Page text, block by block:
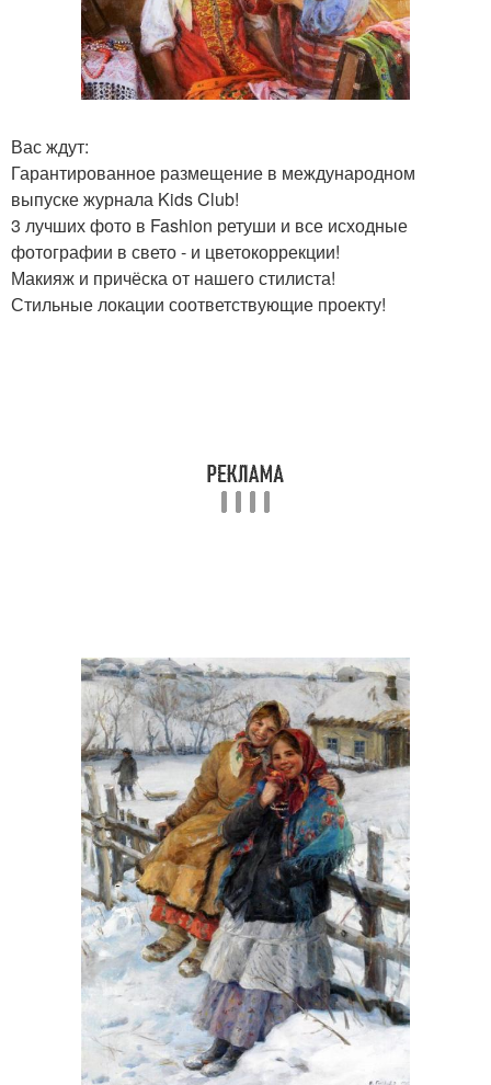
Вас ждут:
Гарантированное размещение в международном
выпуске журнала Kids Club!
3 лучших фото в Fashion ретуши и все исходные
фотографии в свето - и цветокоррекции!
Макияж и причёска от нашего стилиста!
Стильные локации соответствующие проекту!